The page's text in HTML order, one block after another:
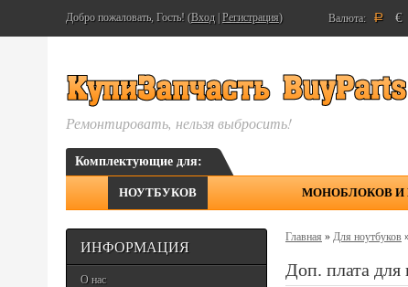
Добро пожаловать, Гость! (Вход Регистрация) Валюта: Р €
Ремонтировать, нельзя выбросить!
Комплектующие для:
НОУТБУКОВ МОНОБЛОКОВ И
ИНФОРМАЦИЯ
О нас
Главная » Для ноутбуков
Доп. плата